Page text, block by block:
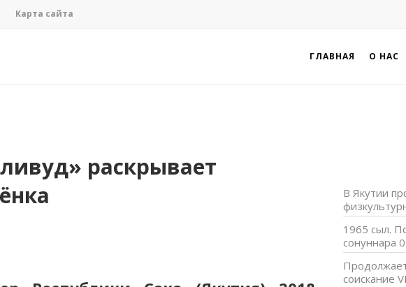
Карта сайта
ГЛАВНАЯ О НАС
раскрывает
В Якутии
1965 сыл.
сонуннара
соискание